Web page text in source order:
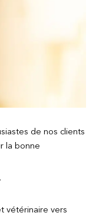
de nos clients
la bonne
vétérinaire vers